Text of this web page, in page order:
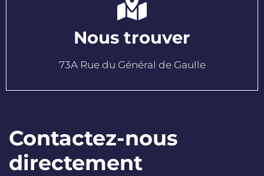
Nous trouver
73A Rue du Général de Gaulle
Contactez-nous
directement